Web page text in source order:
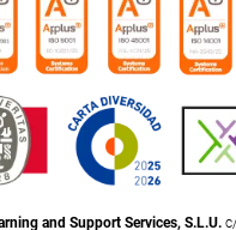
and Support Services, S.L.U.c/